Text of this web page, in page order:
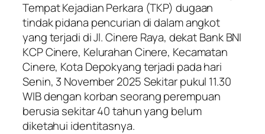
Tempat Kejadian Perkara (TKP) dugaan
tindak pidana pencurian di dalam angkot
yang terjadi di Jl. Cinere Raya, dekat Bank BNI
KCP Cinere, Kelurahan Cinere, Kecamatan
Cinere, Kota Depokyang terjadi pada hari
Senin, 3 November 2025 Sekitar pukul 11.30
WIB dengan korban seorang perempuan
berusia sekitar 40 tahun yang belum
diketahui identitasnya.